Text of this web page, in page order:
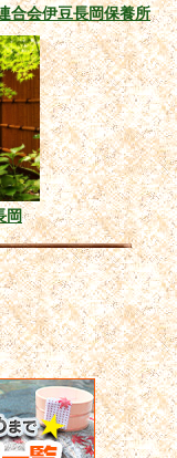
合会伊豆長岡保養所
岡